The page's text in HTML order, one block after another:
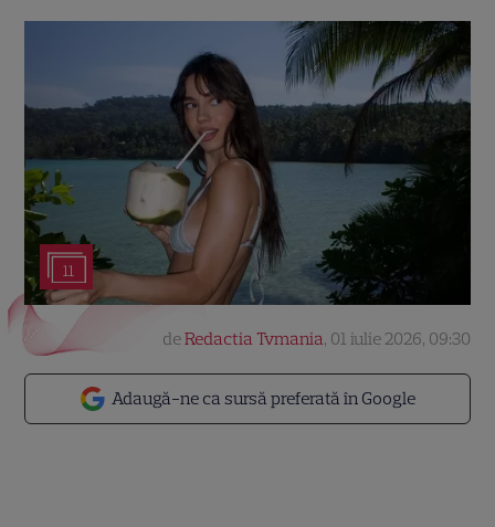
11
Adaugă-ne ca sursă preferată în Google
deRedactia Tvmania, 01 iulie 2026, 09:30